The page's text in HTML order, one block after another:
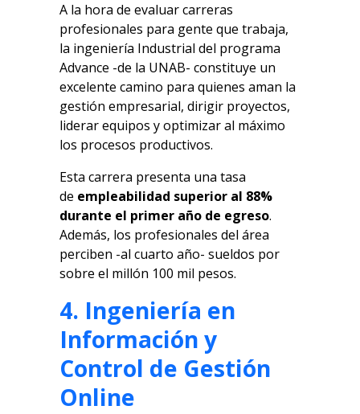
A la hora de evaluar carreras
profesionales para gente que trabaja,
la ingeniería Industrial del programa
Advance -de la UNAB- constituye un
excelente camino para quienes aman la
gestión empresarial, dirigir proyectos,
liderar equipos y optimizar al máximo
los procesos productivos.
Esta carrera presenta una tasa
de empleabilidad superior al 88%
durante el primer año de egreso.
Además, los profesionales del área
perciben -al cuarto año- sueldos por
sobre el millón 100 mil pesos.
4. Ingeniería en
Información y
Control de Gestión
Online